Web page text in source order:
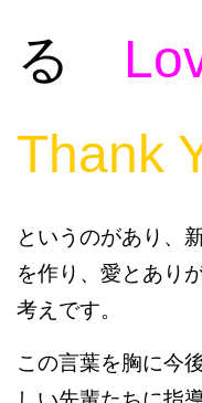
る
Thank
というのがあり、
を作り、愛とあり
考えです。
この言葉を胸に今